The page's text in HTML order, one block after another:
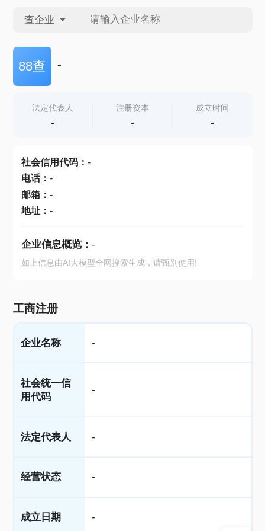
查企业
查企业
查产地
88查 -
法定代表人
-
注册资本
-
成立时间
-
社会信用代码： -
电话： -
邮箱： -
地址： -
企业信息概览： -
如上信息由AI大模型全网搜索生成，请甄别使用!
工商注册
企业名称 -
社会统一信
用代码
-
法定代表人 -
经营状态 -
成立日期 -